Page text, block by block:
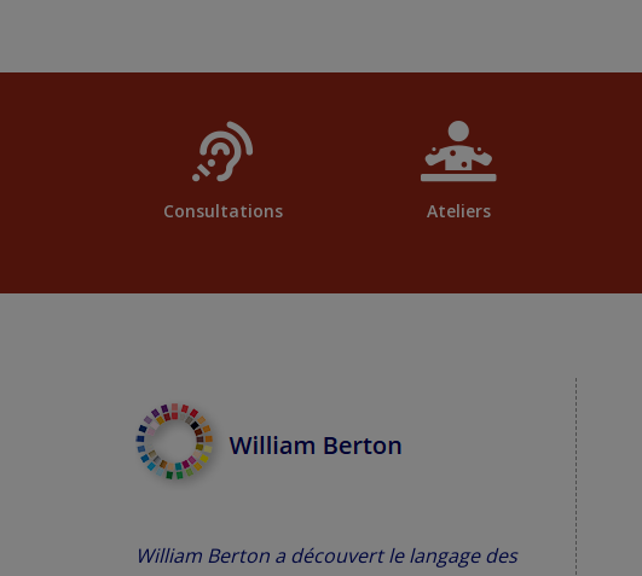
Consultations Ateliers
William Berton a découvert le langage des